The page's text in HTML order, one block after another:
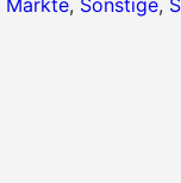
Märkte, Sonstige,